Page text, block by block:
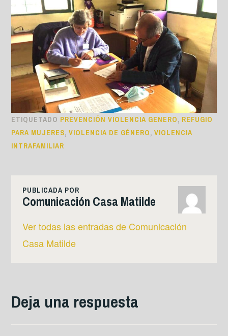
ETIQUETADO PREVENCIÓN VIOLENCIA GENERO, REFUGIO
PARA MUJERES,VIOLENCIA DE GÉNERO,VIOLENCIA
INTRAFAMILIAR
PUBLICADA POR
Comunicación Casa Matilde
Ver todas las entradas de Comunicación
Casa Matilde
Deja una respuesta